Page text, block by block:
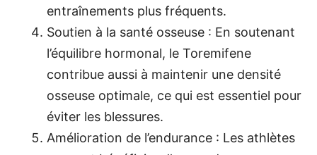
entraînements plus fréquents.
Soutien à la santé osseuse : En soutenant
l’équilibre hormonal, le Toremifene
contribue aussi à maintenir une densité
osseuse optimale, ce qui est essentiel pour
éviter les blessures.
Amélioration de l’endurance : Les athlètes